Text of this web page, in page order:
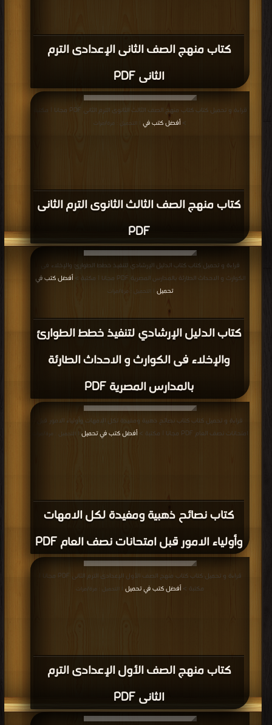
كتاب منهج الصف الثانى الإعدادى الترم
الثانى PDF
كتاب منهج الصف الثالث الثانوى الترم الثانى
PDF
قراءة و تحميل كتاب كتاب منهج الصف الثالث الثانوى الترم الثانى PDF مجانا | مكتبة
>أفضل كتب في | التحميل : مرة/مرات
كتاب الدليل الإرشادي لتنفيذ خطط الطوارئ
والإخلاء فى الكوارث و الاحداث الطارئة
بالمدارس المصرية PDF
قراءة و تحميل كتاب كتاب الدليل الإرشادي لتنفيذ خطط الطوارئ والإخلاء فى
الكوارث و الاحداث الطارئة بالمدارس المصرية PDF مجانا | مكتبة >
أفضل كتب في
تحميل
| التحميل : مرة/مرات
كتاب نصائح ذهبية ومفيدة لكل الامهات
وأولياء الامور قبل امتحانات نصف العام PDF
قراءة و تحميل كتاب كتاب نصائح ذهبية ومفيدة لكل الامهات وأولياء الامور قبل
امتحانات نصف العام PDF مجانا | مكتبة >
أفضل كتب في تحميل | التحميل : مرة/مرات
كتاب منهج الصف الأول الإعدادى الترم
الثانى PDF
قراءة و تحميل كتاب كتاب منهج الصف الأول الإعدادى الترم الثانى PDF مجانا |
مكتبة >أفضل كتب في تحميل | التحميل : مرة/مرات